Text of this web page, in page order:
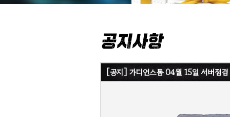
[공지] 가디언스톰 04월 15일 서버점검